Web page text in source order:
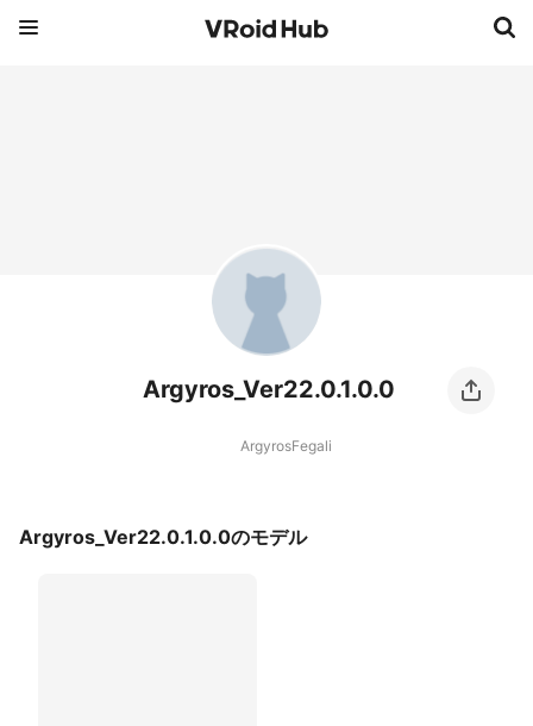
Argyros_Ver22.0.1.0.0
ArgyrosFegali
Argyros_Ver22.0.1.0.0のモデル